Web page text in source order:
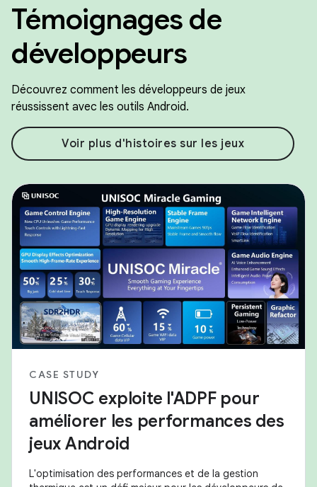
Témoignages de
développeurs
Découvrez comment les développeurs de jeux
réussissent avec les outils Android.
Voir plus d'histoires sur les jeux
CASE STUDY
UNISOC exploite l'ADPF pour
améliorer les performances des
jeux Android
L'optimisation des performances et de la gestion